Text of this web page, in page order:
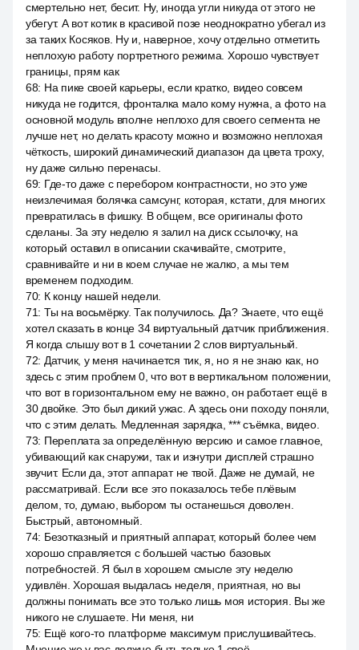
смертельно нет, бесит. Ну, иногда угли никуда от этого не
убегут. А вот котик в красивой позе неоднократно убегал из
за таких Косяков. Ну и, наверное, хочу отдельно отметить
неплохую работу портретного режима. Хорошо чувствует
границы, прям как
68: На пике своей карьеры, если кратко, видео совсем
никуда не годится, фронталка мало кому нужна, а фото на
основной модуль вполне неплохо для своего сегмента не
лучше нет, но делать красоту можно и возможно неплохая
чёткость, широкий динамический диапазон да цвета троху,
ну даже сильно перенасы.
69: Где-то даже с перебором контрастности, но это уже
неизлечимая болячка самсунг, которая, кстати, для многих
превратилась в фишку. В общем, все оригиналы фото
сделаны. За эту неделю я залил на диск ссылочку, на
который оставил в описании скачивайте, смотрите,
сравнивайте и ни в коем случае не жалко, а мы тем
временем подходим.
70: К концу нашей недели.
71: Ты на восьмёрку. Так получилось. Да? Знаете, что ещё
хотел сказать в конце 34 виртуальный датчик приближения.
Я когда слышу вот в 1 сочетании 2 слов виртуальный.
72: Датчик, у меня начинается тик, я, но я не знаю как, но
здесь с этим проблем 0, что вот в вертикальном положении,
что вот в горизонтальном ему не важно, он работает ещё в
30 двойке. Это был дикий ужас. А здесь они походу поняли,
что с этим делать. Медленная зарядка, *** съёмка, видео.
73: Переплата за определённую версию и самое главное,
убивающий как снаружи, так и изнутри дисплей страшно
звучит. Если да, этот аппарат не твой. Даже не думай, не
рассматривай. Если все это показалось тебе плёвым
делом, то, думаю, выбором ты останешься доволен.
Быстрый, автономный.
74: Безотказный и приятный аппарат, который более чем
хорошо справляется с большей частью базовых
потребностей. Я был в хорошем смысле эту неделю
удивлён. Хорошая выдалась неделя, приятная, но вы
должны понимать все это только лишь моя история. Вы же
никого не слушаете. Ни меня, ни
75: Ещё кого-то платформе максимум прислушивайтесь.